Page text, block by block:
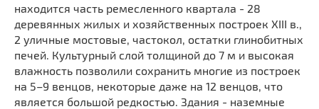
находится часть ремесленного квартала - 28
деревянных жилых и хозяйственных построек XIII в.,
2 уличные мостовые, частокол, остатки глинобитных
печей. Культурный слой толщиной до 7 м и высокая
влажность позволили сохранить многие из построек
на 5–9 венцов, некоторые даже на 12 венцов, что
является большой редкостью. Здания - наземные